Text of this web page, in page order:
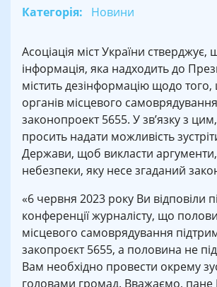
Категорія: Новини
Асоціація міст України стверджує,
інформація, яка надходить до
містить дезінформацію щодо
органів місцевого
законопроект 5655. У зв’язку з
просить надати можливість
Держави, щоб викласти
небезпеки, яку несе згаданий
«6 червня 2023 року Ви відповіли
конференції журналісту, що
місцевого самоврядування
закопроєкт 5655, а половина не
Вам необхідно провести окрему
головами громад. Вважаємо, пане